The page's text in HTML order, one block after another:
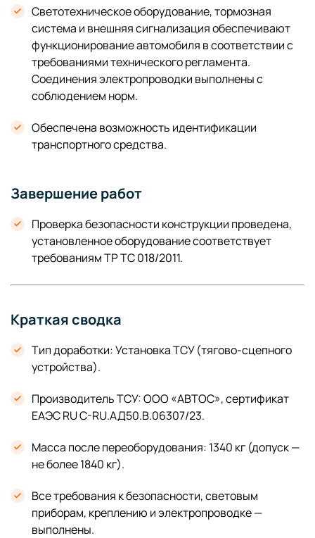
Светотехническое оборудование, тормозная
система и внешняя сигнализация обеспечивают
функционирование автомобиля в соответствии с
требованиями технического регламента.
Соединения электропроводки выполнены с
соблюдением норм.
Обеспечена возможность идентификации
транспортного средства.
Завершение работ
Проверка безопасности конструкции проведена,
установленное оборудование соответствует
требованиям ТР ТС 018/2011.
Краткая сводка
Тип доработки: Установка ТСУ (тягово-сцепного
устройства).
Производитель ТСУ: ООО «АВТОС», сертификат
ЕАЭС RU C-RU.АД50.В.06307/23.
Масса после переоборудования: 1340 кг (допуск —
не более 1840 кг).
Все требования к безопасности, световым
приборам, креплению и электропроводке —
выполнены.